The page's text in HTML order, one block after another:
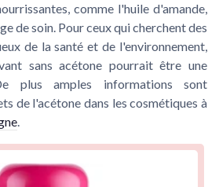
comme l'huile d'amande,
de soin. Pour ceux qui cherchent des
de la santé et de l'environnement,
sans acétone pourrait être une
plus amples informations sont
de l'acétone dans les cosmétiques à
.